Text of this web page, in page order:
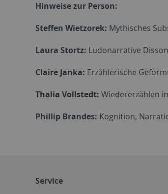
Hinweise zur Person:
Steffen Wietzorek: Mythisches
Laura Stortz: Ludonarrative
Claire Janka: Erzählerische
Thalia Vollstedt: Wiedererzählen
Phillip Brandes: Kognition,
Service